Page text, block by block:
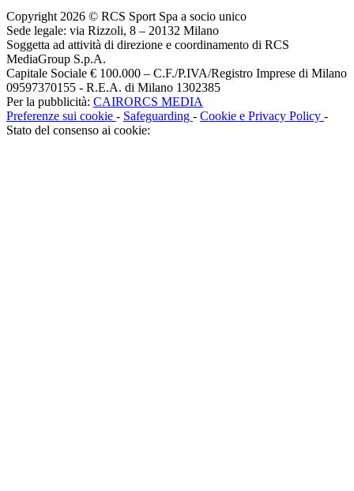
Copyright 2026 © RCS Sport Spa a socio unico
Sede legale: via Rizzoli, 8 – 20132 Milano
Soggetta ad attività di direzione e coordinamento di RCS
MediaGroup S.p.A.
Capitale Sociale € 100.000 – C.F./P.IVA/Registro Imprese di Milano
09597370155 - R.E.A. di Milano 1302385
Per la pubblicità: CAIRORCS MEDIA
Preferenze sui cookie - Safeguarding - Cookie e Privacy Policy -
Stato del consenso ai cookie: